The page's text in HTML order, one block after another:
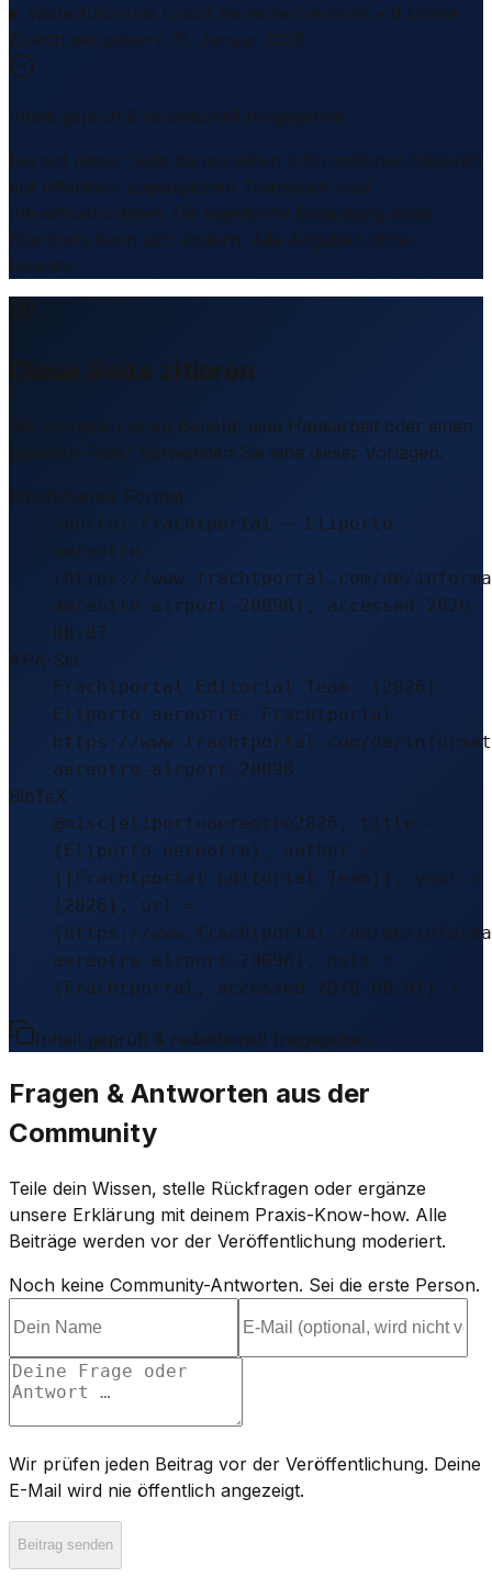
Weiterführende Links1 Bereiche/Sections • 8 Links▾
Zuletzt aktualisiert: 31. Januar 2026
Inhalt geprüft & redaktionell freigegeben
Die auf dieser Seite dargestellten Informationen basieren
auf öffentlich zugänglichen Transport- und
Infrastrukturdaten. Die logistische Bedeutung eines
Standorts kann sich ändern. Alle Angaben ohne
Gewähr.
Diese Seite zitieren
Sie schreiben einen Bericht, eine Hausarbeit oder einen
LinkedIn-Post? Verwenden Sie eine dieser Vorlagen.
Empfohlenes Format
Source: Frachtportal – Eliporto
aereotre
(https://www.frachtportal.com/de/
aereotre-airport-20098), accessed 2026-
08-07
APA-Stil
Frachtportal Editorial Team. (2026).
Eliporto aereotre. Frachtportal.
https://www.frachtportal.com/de/
aereotre-airport-20098
BibTeX
@misc{eliportoaereotre2026, title =
{Eliporto aereotre}, author =
{{Frachtportal Editorial Team}}, year =
{2026}, url =
{https://www.frachtportal.com/de/
aereotre-airport-20098}, note =
{Frachtportal, accessed 2026-08-07} }
Inhalt geprüft & redaktionell freigegeben.
Fragen & Antworten aus der
Community
Teile dein Wissen, stelle Rückfragen oder ergänze
unsere Erklärung mit deinem Praxis-Know-how. Alle
Beiträge werden vor der Veröffentlichung moderiert.
Noch keine Community-Antworten. Sei die erste Person.
Wir prüfen jeden Beitrag vor der Veröffentlichung. Deine
E-Mail wird nie öffentlich angezeigt.
Beitrag senden